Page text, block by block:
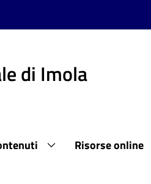
di Imola
Risorse online